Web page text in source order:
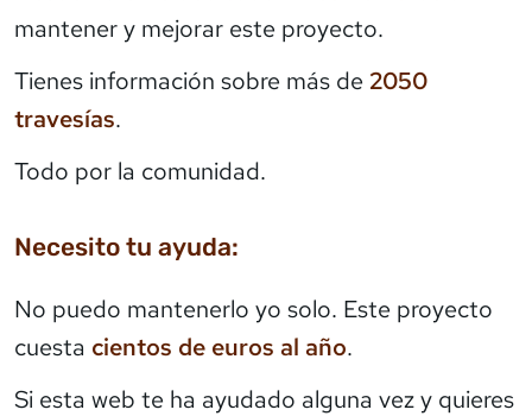
mantener y mejorar este proyecto.
Tienes información sobre más de 2050
travesías.
Todo por la comunidad.
Necesito tu ayuda:
No puedo mantenerlo yo solo. Este proyecto
cuesta cientos de euros al año.
Si esta web te ha ayudado alguna vez y quieres